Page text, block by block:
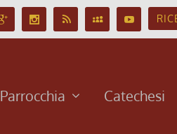
Parrocchia Catechesi